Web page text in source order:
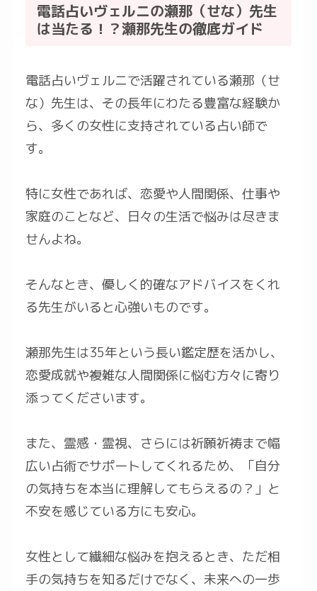
電話占いヴェルニの瀬那（せな）先生
は当たる！？瀬那先生の徹底ガイド
電話占いヴェルニで活躍されている瀬那（せ
な）先生は、その長年にわたる豊富な経験か
ら、多くの女性に支持されている占い師で
す。
特に女性であれば、恋愛や人間関係、仕事や
家庭のことなど、日々の生活で悩みは尽きま
せんよね。
そんなとき、優しく的確なアドバイスをくれ
る先生がいると心強いものです。
瀬那先生は35年という長い鑑定歴を活かし、
恋愛成就や複雑な人間関係に悩む方々に寄り
添ってくださいます。
また、霊感・霊視、さらには祈願祈祷まで幅
広い占術でサポートしてくれるため、「自分
の気持ちを本当に理解してもらえるの？」と
不安を感じている方にも安心。
女性として繊細な悩みを抱えるとき、ただ相
手の気持ちを知るだけでなく、未来への一歩